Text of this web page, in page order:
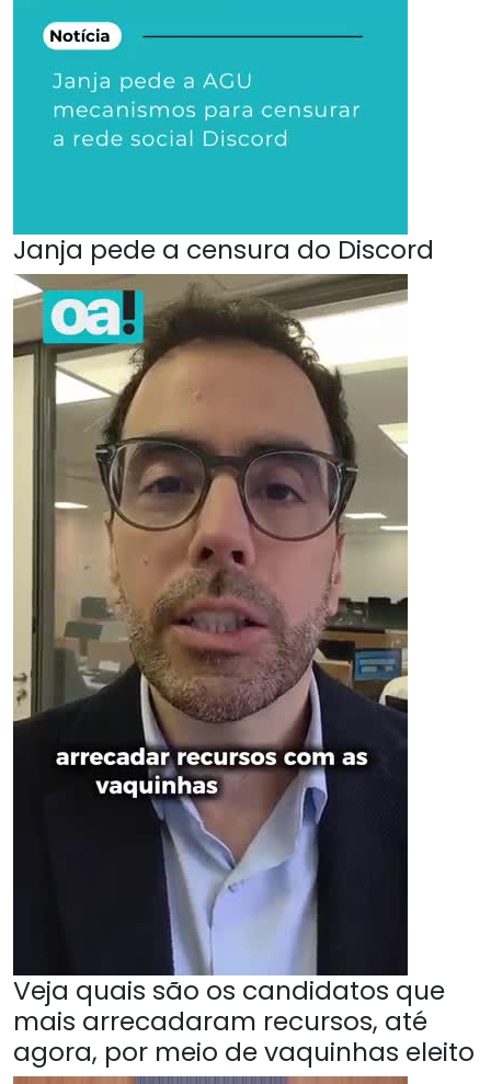
Janja pede a censura do Discord
Veja quais são os candidatos que
mais arrecadaram recursos, até
agora, por meio de vaquinhas eleito